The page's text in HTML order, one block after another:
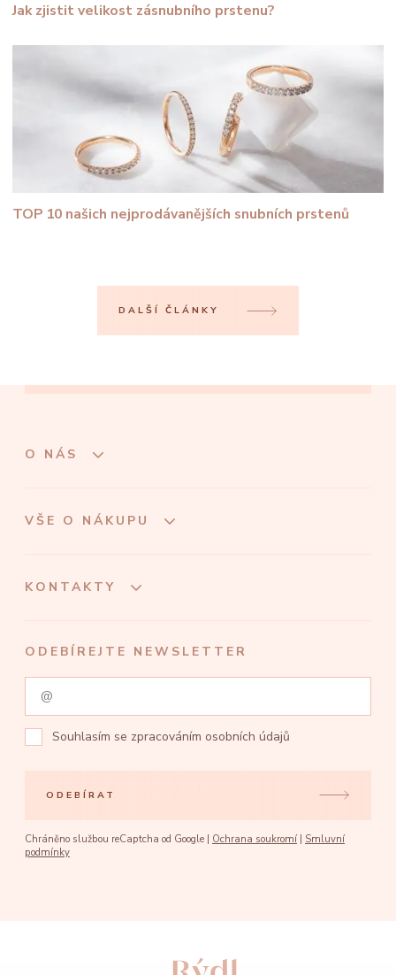
Jak zjistit velikost zásnubního prstenu?
TOP 10 našich nejprodávanějších snubních prstenů
DALŠÍ ČLÁNKY
O NÁS
VŠE O NÁKUPU
KONTAKTY
ODEBÍREJTE NEWSLETTER
Souhlasím se zpracováním osobních údajů
ODEBÍRAT
Chráněno službou reCaptcha od Google | Ochrana soukromí | Smluvní
podmínky